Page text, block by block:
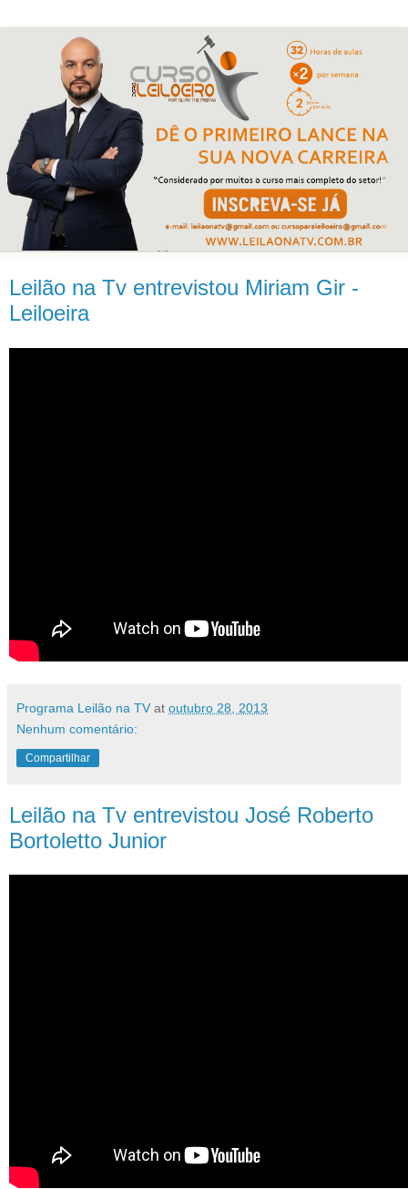
Leilão na Tv entrevistou Miriam Gir -
Leiloeira
Programa Leilão na TV at outubro 28, 2013
Nenhum comentário:
Compartilhar
Leilão na Tv entrevistou José Roberto
Bortoletto Junior